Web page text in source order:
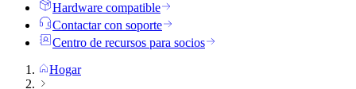
Hardware compatible
Contactar con soporte
Centro de recursos para socios
Hogar